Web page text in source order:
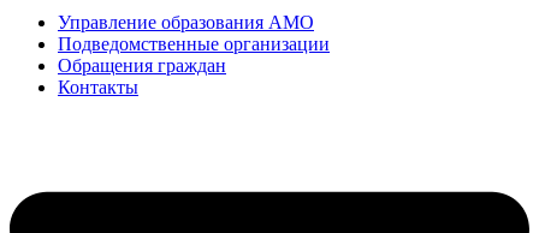
Управление образования АМО
Подведомственные организации
Обращения граждан
Контакты